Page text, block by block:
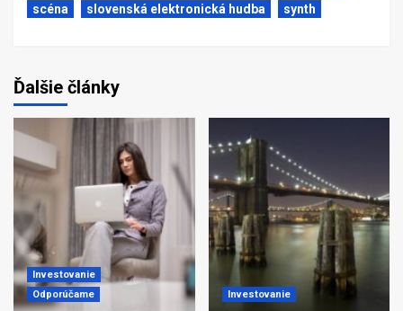
scéna
slovenská elektronická hudba synth
Ďalšie články
Investovanie
Odporúčame
Investovanie